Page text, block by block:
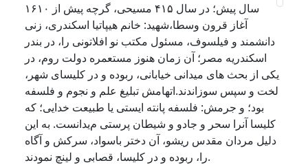
۱۶۱۰ سال پیش؛ در سال ۴۱۵ مسیحی، گرچه پیش از
آغاز قرون وسطا،شهید: خانم هیپاتیا اسکندری، زنی
دانشمند و فیلسوف، مسئول مکتب نو افلاتونی را، در بندر
اسکندریه مصر؛ آن زمان هنوز مستعمره دولت روم، در
یکی از بحث های میدانی خیابانی، ربوده و در کلیسای شهر،
لخت و سپس سوزاندند.اتهامش تبلیغ علم و نجوم و فلسفه
بود؛ و جرمش: فلسفه پانته ایستی یا طبیعت خدایی؛ که
کلیسا آنرا سحر و جادو و شیطان پرستی م‌یدانست. به این
دلیل مردان مقدس ریشو، آن دختر باسواد، سرکش و آگاه
را، ربوده و در کلیسا، قصابی و لینچ نمودند.